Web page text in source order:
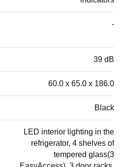
-
39 dB
60.0 x 65.0 x 186.0
Black
LED interior lighting in the
refrigerator, 4 shelves of
tempered glass(3